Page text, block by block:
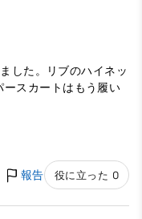
した。リブのハイネッ
スカートはもう履い
報告 役に立った 0